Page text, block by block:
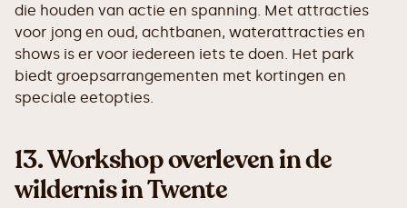
die houden van actie en spanning. Met attracties
voor jong en oud, achtbanen, waterattracties en
shows is er voor iedereen iets te doen. Het park
biedt groepsarrangementen met kortingen en
speciale eetopties.
13.Workshop overleven in de
wildernis in Twente